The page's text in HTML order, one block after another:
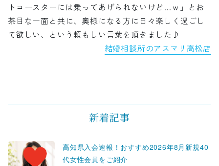
トコースターには乗ってあげられないけど…ｗ」とお
茶目な一面と共に、奥様になる方に日々楽しく過ごし
て欲しい、という頼もしい言葉を頂きました♪
結婚相談所のアスマリ高松店
新着記事
高知県入会速報！おすすめ2026年8月新規40
代女性会員をご紹介